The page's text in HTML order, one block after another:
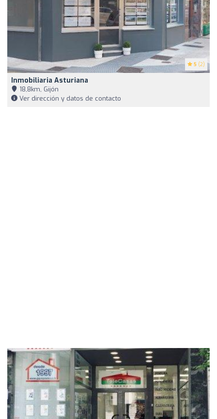
5 (2)
Inmobiliaria Asturiana
18,8km, Gijón
Ver dirección y datos de contacto